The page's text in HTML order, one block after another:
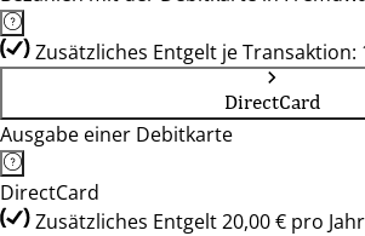
Zusätzliches Entgelt je Transaktion:
DirectCard
Ausgabe einer Debitkarte
DirectCard
Zusätzliches Entgelt 20,00 € pro Jahr